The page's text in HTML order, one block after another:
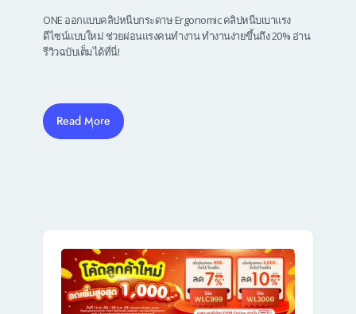
ONE ออกแบบคลิปหนีบกระดาษ Ergonomic คลิปหนีบเบาแรง
ดีไซน์แบบใหม่ ช่วยผ่อนแรงคนทำงาน ทำงานง่ายขึ้นถึง 20% อ่าน
รีวิวฉบับเต็มได้ที่นี่!
Read More